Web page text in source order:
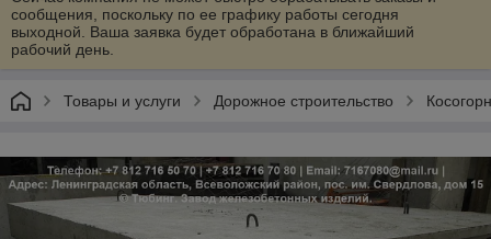
сообщения, поскольку по ее графику работы сегодня
выходной. Ваша заявка будет обработана в ближайший
рабочий день.
Товары и услуги Дорожное строительство